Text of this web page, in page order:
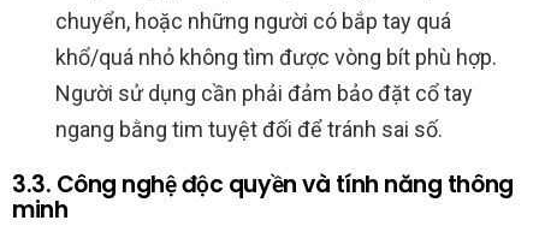
chuyển, hoặc những người có bắp tay quá
khổ/quá nhỏ không tìm được vòng bít phù hợp.
Người sử dụng cần phải đảm bảo đặt cổ tay
ngang bằng tim tuyệt đối để tránh sai số.
3.3. Công nghệ độc quyền và tính năng thông
minh